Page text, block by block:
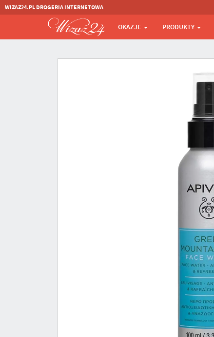
WIZAZ24.PL DROGERIA INTERNETOWA
OKAZJE PRODUKTY